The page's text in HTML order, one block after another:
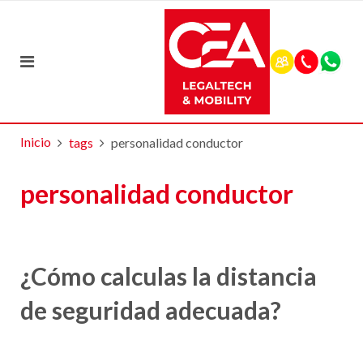
Inicio tags personalidad conductor
personalidad conductor
¿Cómo calculas la distancia
de seguridad adecuada?